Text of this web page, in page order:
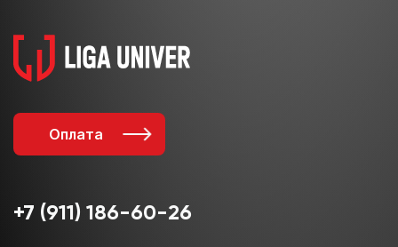
Оплата
+7 (911) 186-60-26